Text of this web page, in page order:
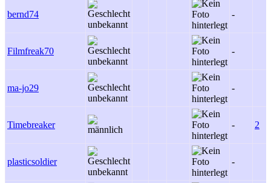
bernd74 -
Filmfreak70 -
ma-jo29 -
Timebreaker - 2
plasticsoldier -